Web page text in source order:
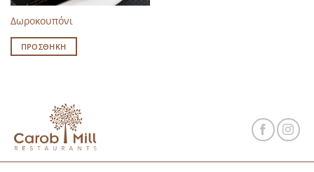
Δωροκουπόνι
ΠΡΟΣΘΉΚΗ